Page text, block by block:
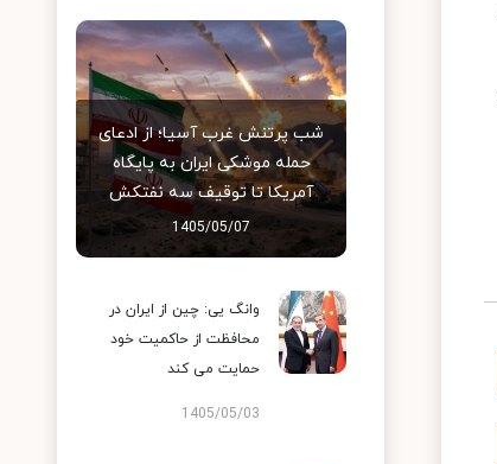
شب پرتنش غرب آسیا؛ از ادعای
حمله موشکی ایران به پایگاه
آمریکا تا توقیف سه نفتکش
1405/05/07
وانگ یی: چین از ایران در
محافظت از حاکمیت خود
حمایت می کند
1405/05/03